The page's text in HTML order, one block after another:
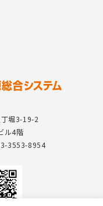
堀3-19-2
ル4階
3553-8954